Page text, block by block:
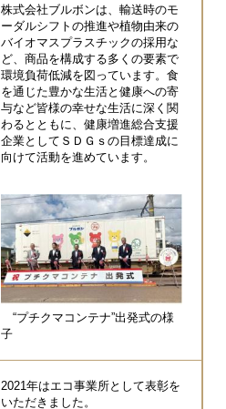
株式会社ブルボンは、輸送時のモ
ーダルシフトの推進や植物由来の
バイオマスプラスチックの採用な
ど、商品を構成する多くの要素で
環境負荷低減を図っています。食
を通じた豊かな生活と健康への寄
与など皆様の幸せな生活に深く関
わるとともに、健康増進総合支援
企業としてＳＤＧｓの目標達成に
向けて活動を進めています。
“プチクマコンテナ”出発式の様
子
2021年はエコ事業所として表彰を
いただきました。